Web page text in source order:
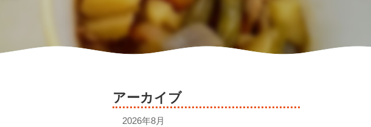
アーカイブ
2026年8月